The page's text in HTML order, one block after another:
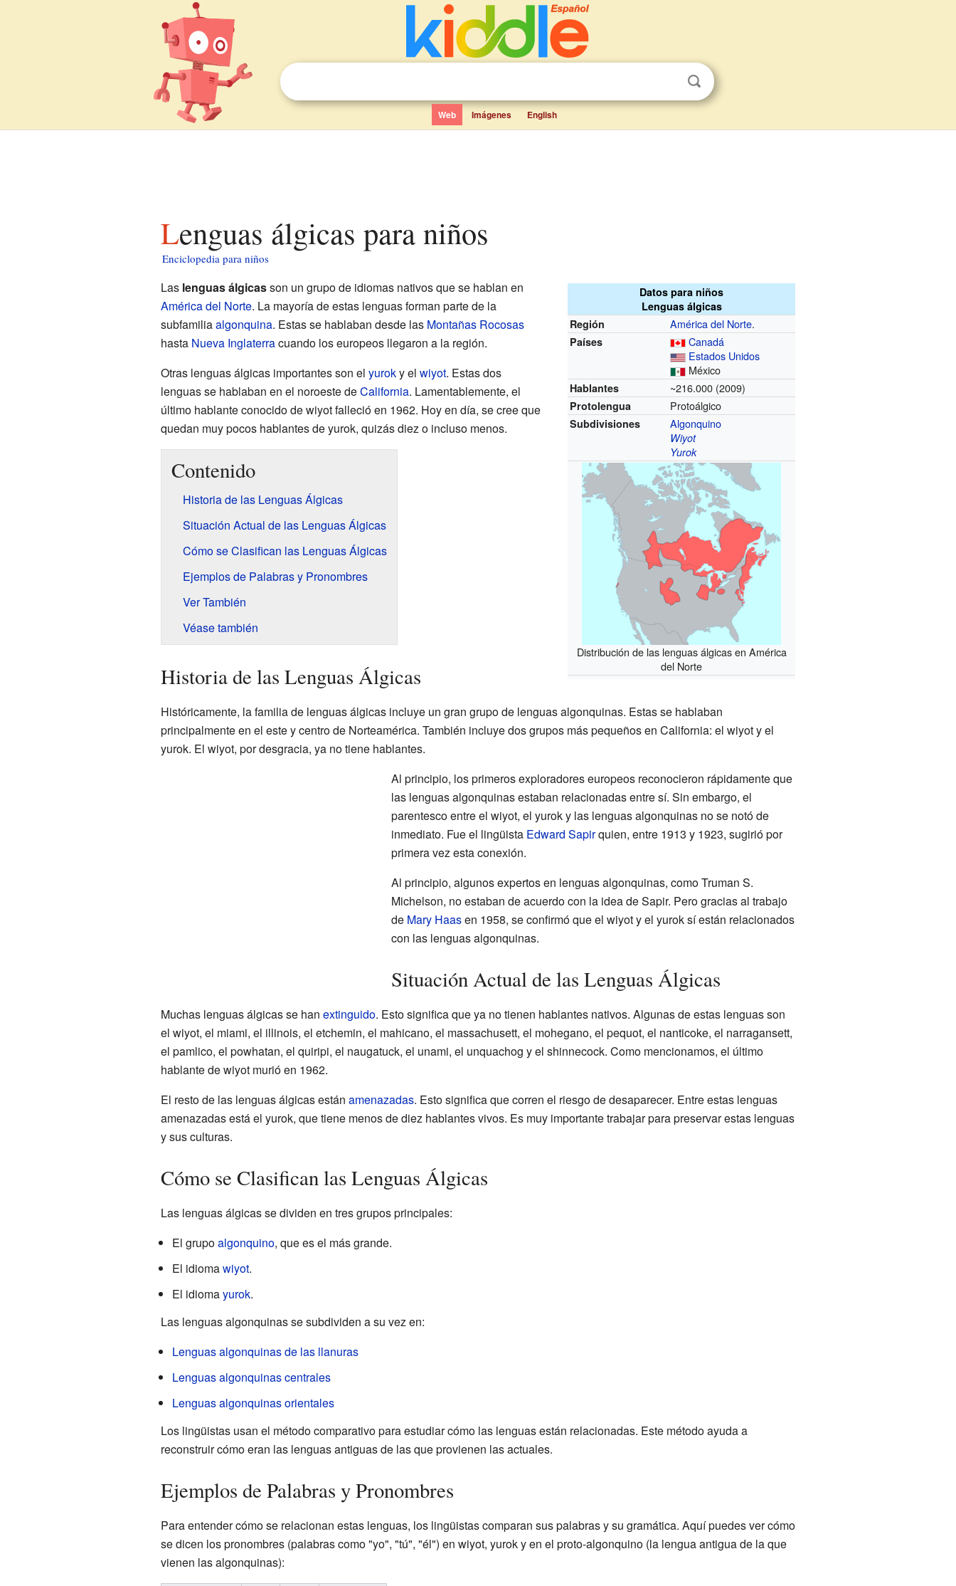
Web Imágenes English
Lenguas álgicas para niños
Enciclopedia para niños
Datos para niños
Lenguas álgicas
Región
América del Norte.
Países
Canadá
Estados Unidos
México
Hablantes ~216.000 (2009)
Protolengua Protoálgico
Subdivisiones Algonquino
Wiyot
Yurok
Distribución de las lenguas álgicas en América
del Norte
Las lenguas álgicasson un grupo de idiomas nativos que se hablan en
América del Norte. La mayoría de estas lenguas forman parte de la
subfamiliaalgonquina. Estas se hablaban desde las Montañas Rocosas
hasta Nueva Inglaterracuando los europeos llegaron a la región.
Otras lenguas álgicas importantes son el yuroky el wiyot. Estas dos
lenguas se hablaban en el noroeste deCalifornia. Lamentablemente, el
último hablante conocido de wiyot falleció en 1962. Hoy en día, se cree que
quedan muy pocos hablantes de yurok, quizás diez o incluso menos.
Contenido
Historia de las Lenguas Álgicas
Situación Actual de las Lenguas Álgicas
Cómo se Clasifican las Lenguas Álgicas
Ejemplos de Palabras y Pronombres
Ver También
Véase también
Historia de las Lenguas Álgicas
Históricamente, la familia de lenguas álgicas incluye un gran grupo de lenguas algonquinas. Estas se hablaban
principalmente en el este y centro de Norteamérica. También incluye dos grupos más pequeños en California: el wiyot y el
yurok. El wiyot, por desgracia, ya no tiene hablantes.
Al principio, los primeros exploradores europeos reconocieron rápidamente que
las lenguas algonquinas estaban relacionadas entre sí. Sin embargo, el
parentesco entre el wiyot, el yurok y las lenguas algonquinas no se notó de
inmediato. Fue el lingüista Edward Sapirquien, entre 1913 y 1923, sugirió por
primera vez esta conexión.
Al principio, algunos expertos en lenguas algonquinas, como Truman S.
Michelson, no estaban de acuerdo con la idea de Sapir. Pero gracias al trabajo
de Mary Haasen 1958, se confirmó que el wiyot y el yurok sí están relacionados
con las lenguas algonquinas.
Situación Actual de las Lenguas Álgicas
Muchas lenguas álgicas se han extinguido. Esto significa que ya no tienen hablantes nativos. Algunas de estas lenguas son
el wiyot, el miami, el illinois, el etchemin, el mahicano, el massachusett, el mohegano, el pequot, el nanticoke, el narragansett,
el pamlico, el powhatan, el quiripi, el naugatuck, el unami, el unquachog y el shinnecock. Como mencionamos, el último
hablante de wiyot murió en 1962.
El resto de las lenguas álgicas están amenazadas. Esto significa que corren el riesgo de desaparecer. Entre estas lenguas
amenazadas está el yurok, que tiene menos de diez hablantes vivos. Es muy importante trabajar para preservar estas lenguas
y sus culturas.
Cómo se Clasifican las Lenguas Álgicas
Las lenguas álgicas se dividen en tres grupos principales:
El grupoalgonquino, que es el más grande.
El idiomawiyot.
El idiomayurok.
Las lenguas algonquinas se subdividen a su vez en:
Lenguas algonquinas de las llanuras
Lenguas algonquinas centrales
Lenguas algonquinas orientales
Los lingüistas usan el método comparativo para estudiar cómo las lenguas están relacionadas. Este método ayuda a
reconstruir cómo eran las lenguas antiguas de las que provienen las actuales.
Ejemplos de Palabras y Pronombres
Para entender cómo se relacionan estas lenguas, los lingüistas comparan sus palabras y su gramática. Aquí puedes ver cómo
se dicen los pronombres (palabras como "yo", "tú", "él") en wiyot, yurok y en el proto-algonquino (la lengua antigua de la que
vienen las algonquinas):